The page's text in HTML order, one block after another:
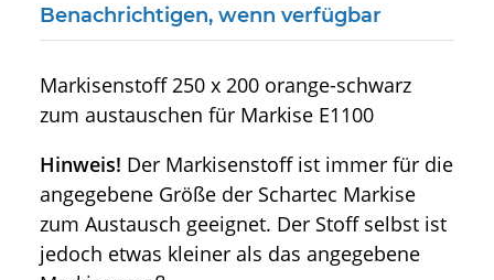
Benachrichtigen, wenn verfügbar
Markisenstoff 250 x 200 orange-schwarz
zum austauschen für Markise E1100
Hinweis! Der Markisenstoff ist immer für die
angegebene Größe der Schartec Markise
zum Austausch geeignet. Der Stoff selbst ist
jedoch etwas kleiner als das angegebene